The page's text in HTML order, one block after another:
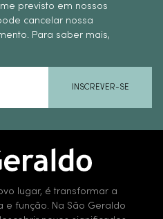
previsto em nossos
cancelar nossa
Para saber mais,
INSCREVER-SE
lugar, é transformar a
e função. Na São Geraldo